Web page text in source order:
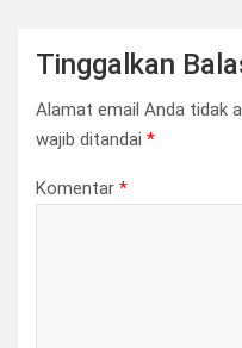
Tinggalkan
Alamat email Anda tidak
wajib ditandai *
Komentar *